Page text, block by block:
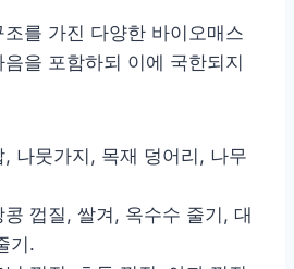
를 가진 다양한 바이오매스
을 포함하되 이에 국한되지
나뭇가지, 목재 덩어리, 나무
껍질, 쌀겨, 옥수수 줄기, 대
기.